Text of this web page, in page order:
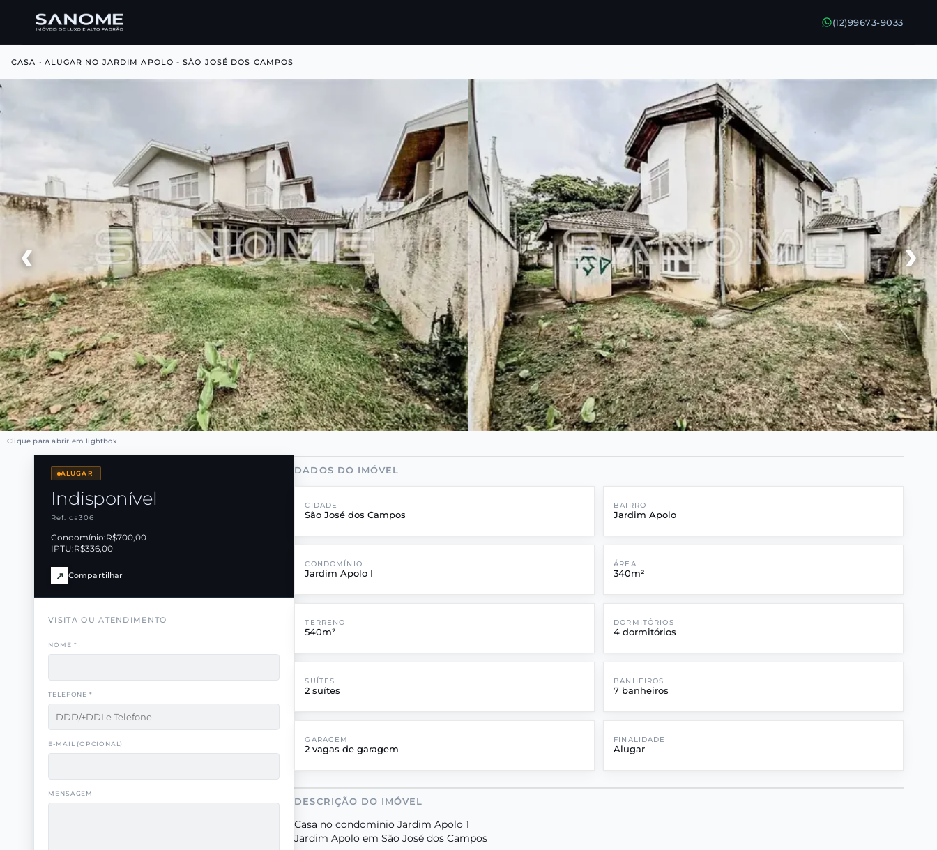
(12)99673-9033
CASA • ALUGAR NO JARDIM APOLO - SÃO JOSÉ DOS CAMPOS
‹ ›
Clique para abrir em lightbox
ALUGAR
Indisponível
Ref. ca306
Condomínio:R$700,00
IPTU:R$336,00
↗ Compartilhar
VISITA OU ATENDIMENTO
NOME *
TELEFONE *
E-MAIL (OPCIONAL)
MENSAGEM
DADOS DO IMÓVEL
CIDADE
São José dos Campos
BAIRRO
Jardim Apolo
CONDOMÍNIO
Jardim Apolo I
ÁREA
340m²
TERRENO
540m²
DORMITÓRIOS
4 dormitórios
SUÍTES
2 suítes
BANHEIROS
7 banheiros
GARAGEM
2 vagas de garagem
FINALIDADE
Alugar
DESCRIÇÃO DO IMÓVEL
Casa no condomínio Jardim Apolo 1
Jardim Apolo em São José dos Campos